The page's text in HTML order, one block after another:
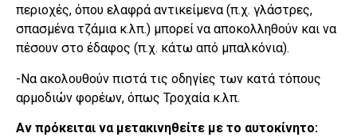
περιοχές, όπου ελαφρά αντικείμενα (π.χ. γλάστρες,
σπασμένα τζάμια κ.λπ.) μπορεί να αποκολληθούν και να
πέσουν στο έδαφος (π.χ. κάτω από μπαλκόνια).
-Να ακολουθούν πιστά τις οδηγίες των κατά τόπους
αρμοδιών φορέων, όπως Τροχαία κ.λπ.
Αν πρόκειται να μετακινηθείτε με το αυτοκίνητο: